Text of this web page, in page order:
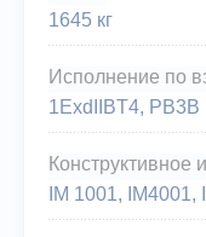
1645 кг
Исполнение по
1ExdIIBT4, РВ3В
Конструктивное
IM 1001, IM4001,